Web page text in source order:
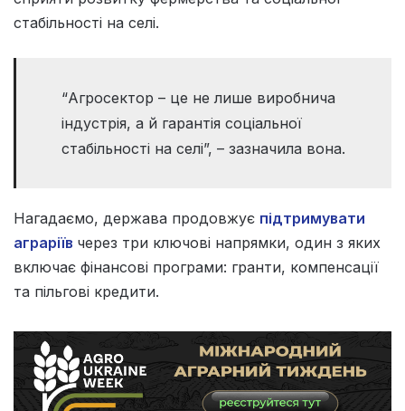
стабільності на селі.
“Агросектор – це не лише виробнича
індустрія, а й гарантія соціальної
стабільності на селі”, – зазначила вона.
Нагадаємо, держава продовжує підтримувати
аграріїв через три ключові напрямки, один з яких
включає фінансові програми: гранти, компенсації
та пільгові кредити.